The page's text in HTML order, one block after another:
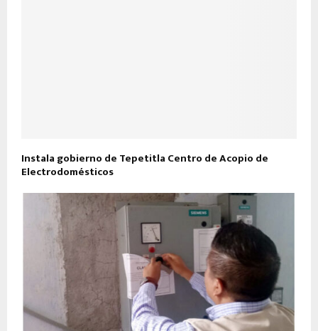
Instala gobierno de Tepetitla Centro de Acopio de
Electrodomésticos